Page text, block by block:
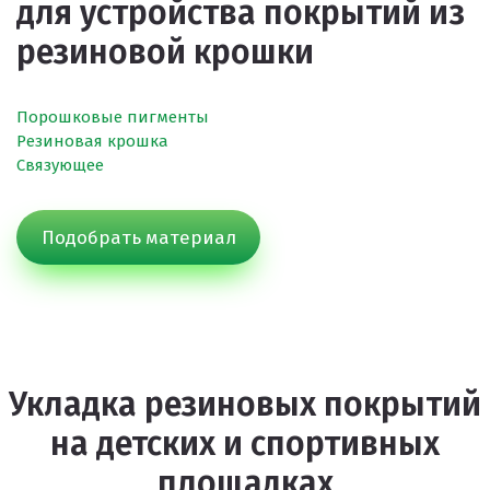
Покрытия для беговых дорожек
Покрытия для спортивных площадок
Искусственная трава
Резиновая брусчатка
Резиновая плитка
Резиновый бордюр
Рулонное резиновое покрытие
Пигменты порошковые
Резиновая крошка
для устройства покрытий из
резиновой крошки
Порошковые пигменты
Резиновая крошка
Связующее
Подобрать материал
Укладка резиновых покрытий
на детских и спортивных